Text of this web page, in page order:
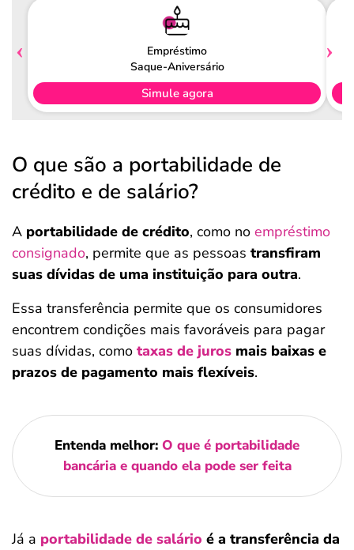
Empréstimo
Saque-Aniversário
Simule agora
O que são a portabilidade de
crédito e de salário?
A portabilidade de crédito, como no empréstimo
consignado, permite que as pessoas transfiram
suas dívidas de uma instituição para outra.
Essa transferência permite que os consumidores
encontrem condições mais favoráveis para pagar
suas dívidas, como taxas de juros mais baixas e
prazos de pagamento mais flexíveis.
Entenda melhor: O que é portabilidade
bancária e quando ela pode ser feita
Já a portabilidade de salário é a transferência da